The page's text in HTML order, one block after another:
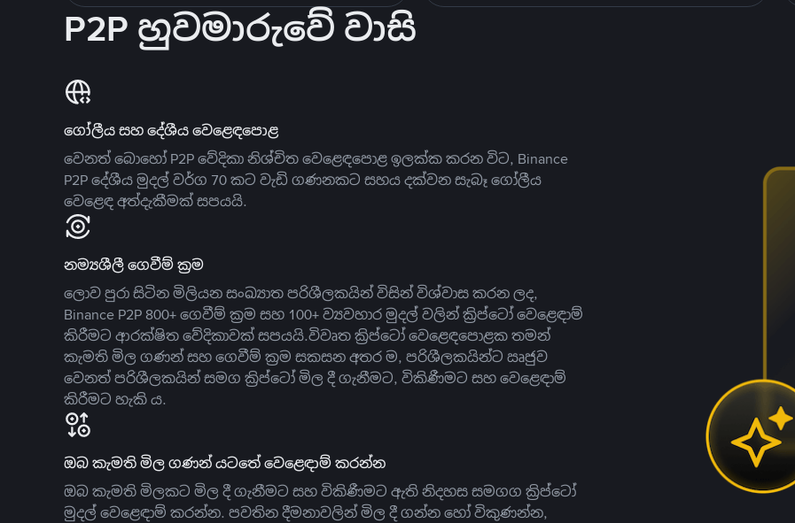
P2P හුවමාරුවේ වාසි
ගෝලීය සහ දේශීය වෙළෙඳපොළ
වෙනත් බොහෝ P2P වේදිකා නිශ්චිත වෙළෙඳපොළ ඉලක්ක කරන විට, Binance
P2P දේශීය මුදල් වර්ග 70 කට වැඩි ගණනකට සහය දක්වන සැබෑ ගෝලීය
වෙළෙඳ අත්දැකීමක් සපයයි.
නම්‍යශීලී ගෙවීම් ක්‍රම
ලොව පුරා සිටින මිලියන සංඛ්‍යාත පරිශීලකයින් විසින් විශ්වාස කරන ලද,
Binance P2P 800+ ගෙවීම් ක්‍රම සහ 100+ ව්‍යවහාර මුදල් වලින් ක්‍රිප්ටෝ වෙළෙඳාම්
කිරීමට ආරක්ෂිත වේදිකාවක් සපයයි.විවෘත ක්‍රිප්ටෝ වෙළෙඳපොළක තමන්
කැමති මිල ගණන් සහ ගෙවීම් ක්‍රම සකසන අතර ම, පරිශීලකයින්ට ඍජුව
වෙනත් පරිශීලකයින් සමග ක්‍රිප්ටෝ මිල දී ගැනීමට, විකිණීමට සහ වෙළෙඳාම්
කිරීමට හැකි ය.
ඔබ කැමති මිල ගණන් යටතේ වෙළෙඳාම් කරන්න
ඔබ කැමති මිලකට මිල දී ගැනීමට සහ විකිණීමට ඇති නිදහස සමගග ක්‍රිප්ටෝ
මුදල් වෙළෙඳාම් කරන්න. පවතින දීමනාවලින් මිල දී ගන්න හෝ විකුණන්න,